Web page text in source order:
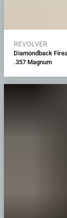
REVOLVER
Diamondback
.357 Magnum